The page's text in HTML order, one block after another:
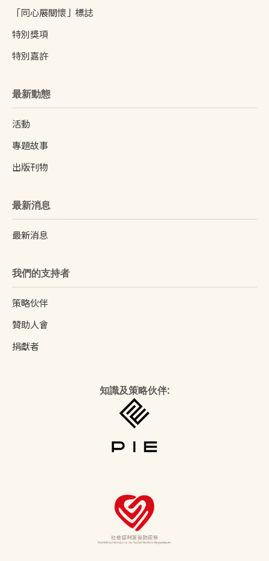
「同心展關懷」標誌
特別獎項
特別嘉許
最新動態
活動
專題故事
出版刊物
最新消息
最新消息
我們的支持者
策略伙伴
贊助人會
捐獻者
知識及策略伙伴: